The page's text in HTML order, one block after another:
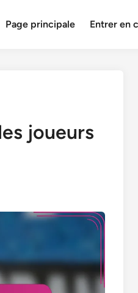
Page principale Entrer en
joueurs